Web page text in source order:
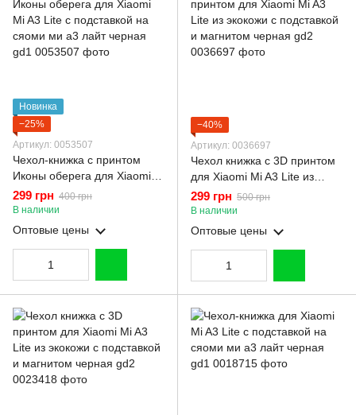
Новинка
−25%
Артикул: 0053507
Чехол-книжка с принтом
Иконы оберега для Xiaomi
Mi A3 Lite с подставкой на
сяоми ми а3 лайт черная
gd1
299 грн 400 грн
В наличии
Оптовые цены
−40%
Артикул: 0036697
Чехол книжка с 3D принтом
для Xiaomi Mi A3 Lite из
экокожи с подставкой и
магнитом черная gd2
299 грн 500 грн
В наличии
Оптовые цены